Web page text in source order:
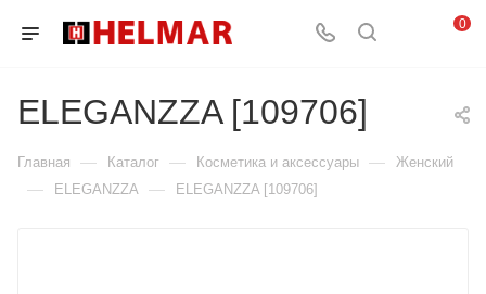
0
ELEGANZZA [109706]
Главная — Каталог — Косметика и аксессуары — Женский
— ELEGANZZA — ELEGANZZA [109706]